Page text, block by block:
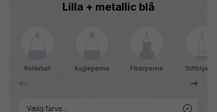
Lilla + metallic blå
Rollerball Kuglepenne Fiberpenne
vælg farve...